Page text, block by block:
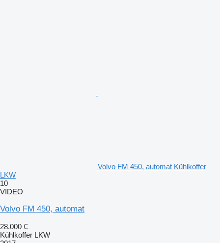
Volvo FM 450, automat Kühlkoffer
LKW
10
VIDEO
Volvo FM 450, automat
28.000 €
Kühlkoffer LKW